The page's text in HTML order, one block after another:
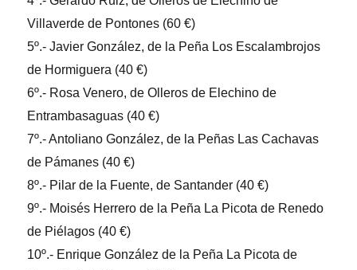
Villaverde de Pontones (60 €)
5º.- Javier González, de la Peña Los Escalambrojos
de Hormiguera (40 €)
6º.- Rosa Venero, de Olleros de Elechino de
Entrambasaguas (40 €)
7º.- Antoliano González, de la Peñas Las Cachavas
de Pámanes (40 €)
8º.- Pilar de la Fuente, de Santander (40 €)
9º.- Moisés Herrero de la Peña La Picota de Renedo
de Piélagos (40 €)
10º.- Enrique González de la Peña La Picota de